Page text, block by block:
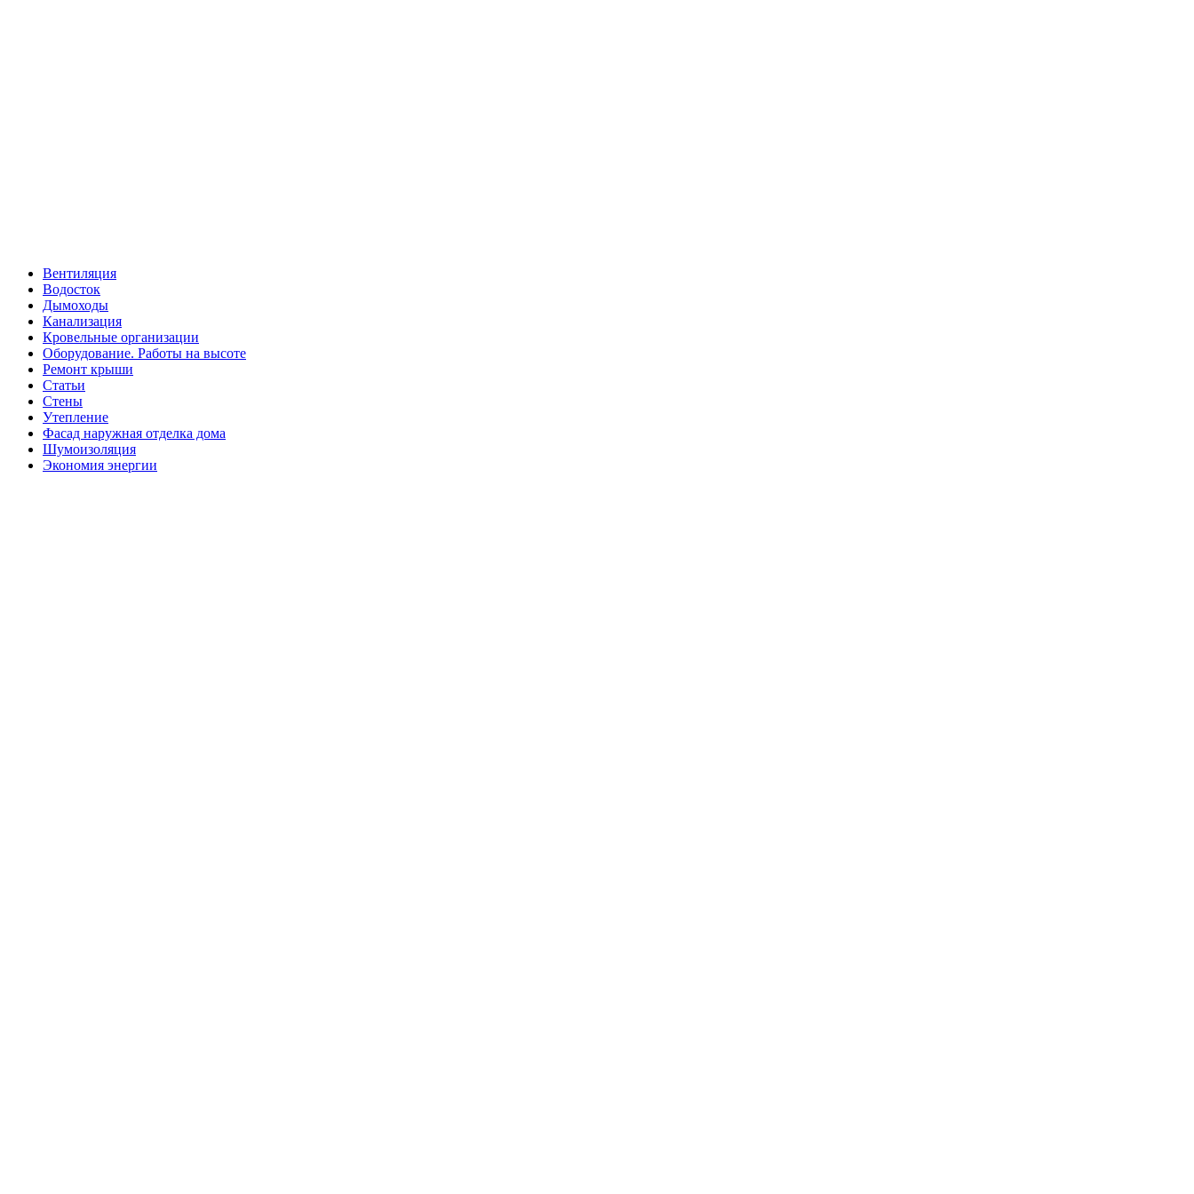
Вентиляция
Водосток
Дымоходы
Канализация
Кровельные организации
Оборудование. Работы на высоте
Ремонт крыши
Статьи
Стены
Утепление
Фасад наружная отделка дома
Шумоизоляция
Экономия энергии